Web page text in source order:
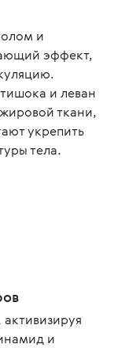
и
эффект,
и леван
ткани,
укрепить
тела.
и